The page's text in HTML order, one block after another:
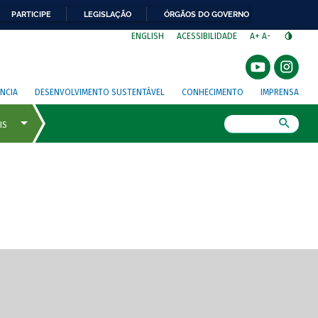
PARTICIPE LEGISLAÇÃO ÓRGÃOS DO GOVERNO
ENGLISH ACESSIBILIDADE A+ A-
DESENVOLVIMENTO SUSTENTÁVEL CONHECIMENTO IMPRENSA
de tela